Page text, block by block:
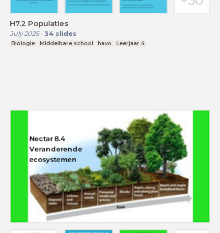
H7.2 Populaties
July 2025- 34 slides
Biologie Middelbare school havo Leerjaar 4